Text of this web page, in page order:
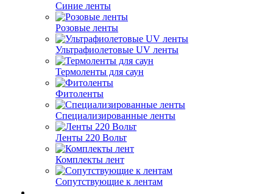
Синие ленты
Розовые ленты
Ультрафиолетовые UV ленты
Термоленты для саун
Фитоленты
Специализированные ленты
Ленты 220 Вольт
Комплекты лент
Сопутствующие к лентам